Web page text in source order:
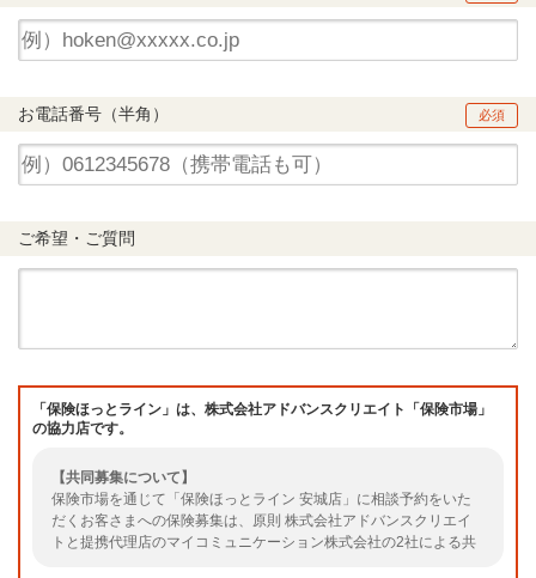
お電話番号（半角） 必須
ご希望・ご質問
「保険ほっとライン」は、株式会社アドバンスクリエイト「保険市場」
の協力店です。
【共同募集について】
保険市場を通じて「保険ほっとライン 安城店」に相談予約をいた
だくお客さまへの保険募集は、原則 株式会社アドバンスクリエイ
トと提携代理店のマイコミュニケーション株式会社の2社による共